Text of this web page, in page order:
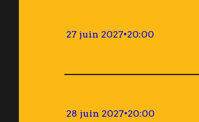
27 juin 2027•20:00
28 juin 2027•20:00